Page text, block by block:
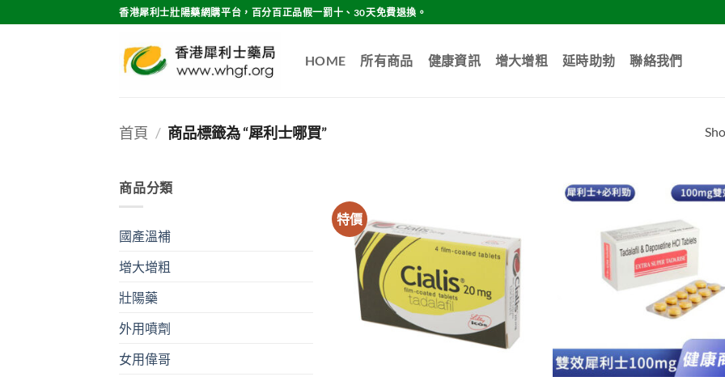
to
香港犀利士壯陽藥網購平台，百分百正品假一罰十、30天免費退換。
HOME 所有商品 健康資訊 增大增粗 延時助勃 聯絡我們
首頁 / 商品標籤為 “犀利士哪買”
商品分類
國產溫補
增大增粗
壯陽藥
外用噴劑
女用偉哥
特價